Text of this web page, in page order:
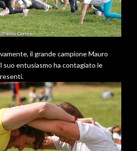
il grande campione Mauro
suo entusiasmo ha contagiato le